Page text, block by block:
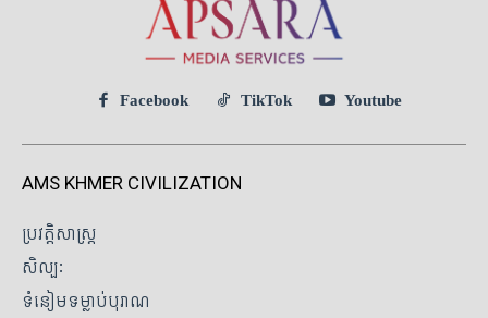
Facebook TikTok Youtube
AMS KHMER CIVILIZATION
ប្រវត្តិសាស្ត្រ
សិល្បៈ
ទំនៀមទម្លាប់បុរាណ